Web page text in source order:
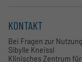
KONTAKT
Bei Fragen zur
Sibylle Kneissl
Klinisches Zentrum